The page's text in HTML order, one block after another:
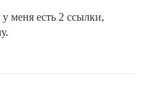
меня есть 2 ссылки,